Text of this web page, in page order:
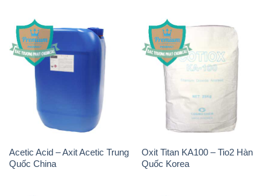
Acetic Acid – Axit Acetic Trung
Quốc China
Oxit Titan KA100 – Tio2 Hàn
Quốc Korea